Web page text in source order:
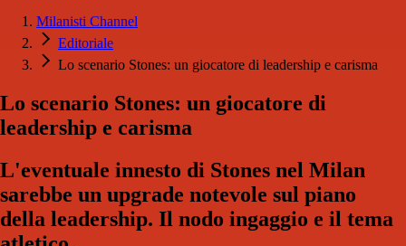
Milanisti Channel
Editoriale
Lo scenario Stones: un giocatore di leadership e carisma
Lo scenario Stones: un giocatore di
leadership e carisma
L'eventuale innesto di Stones nel Milan
sarebbe un upgrade notevole sul piano
della leadership. Il nodo ingaggio e il tema